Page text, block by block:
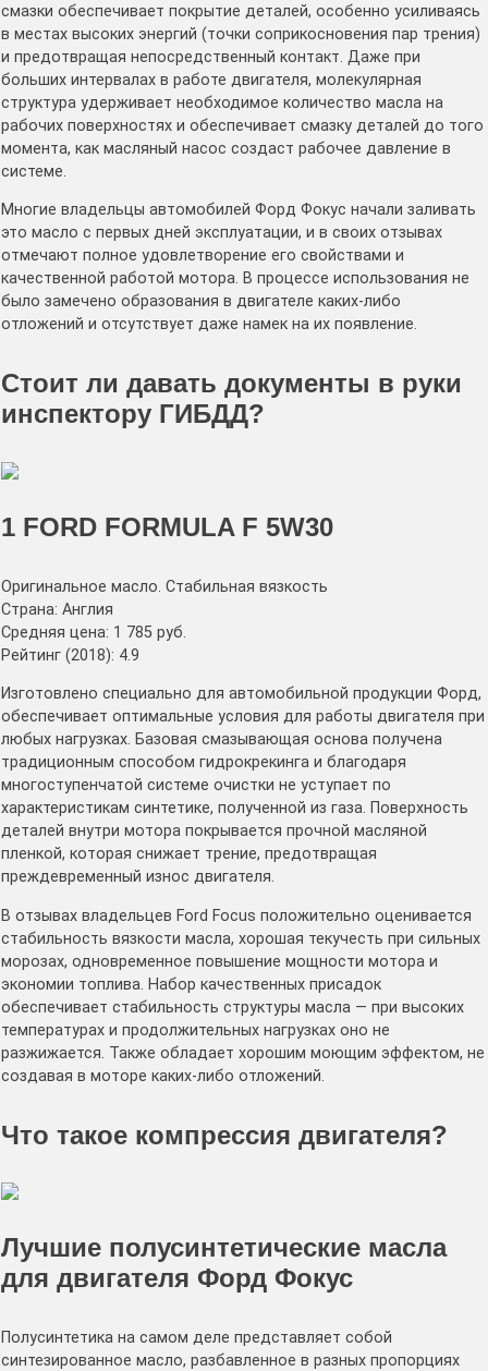
смазки обеспечивает покрытие деталей, особенно усиливаясь
в местах высоких энергий (точки соприкосновения пар трения)
и предотвращая непосредственный контакт. Даже при
больших интервалах в работе двигателя, молекулярная
структура удерживает необходимое количество масла на
рабочих поверхностях и обеспечивает смазку деталей до того
момента, как масляный насос создаст рабочее давление в
системе.
Многие владельцы автомобилей Форд Фокус начали заливать
это масло с первых дней эксплуатации, и в своих отзывах
отмечают полное удовлетворение его свойствами и
качественной работой мотора. В процессе использования не
было замечено образования в двигателе каких-либо
отложений и отсутствует даже намек на их появление.
Стоит ли давать документы в руки
инспектору ГИБДД?
1 FORD FORMULA F 5W30
Оригинальное масло. Стабильная вязкость
Страна: Англия
Средняя цена: 1 785 руб.
Рейтинг (2018): 4.9
Изготовлено специально для автомобильной продукции Форд,
обеспечивает оптимальные условия для работы двигателя при
любых нагрузках. Базовая смазывающая основа получена
традиционным способом гидрокрекинга и благодаря
многоступенчатой системе очистки не уступает по
характеристикам синтетике, полученной из газа. Поверхность
деталей внутри мотора покрывается прочной масляной
пленкой, которая снижает трение, предотвращая
преждевременный износ двигателя.
В отзывах владельцев Ford Focus положительно оценивается
стабильность вязкости масла, хорошая текучесть при сильных
морозах, одновременное повышение мощности мотора и
экономии топлива. Набор качественных присадок
обеспечивает стабильность структуры масла — при высоких
температурах и продолжительных нагрузках оно не
разжижается. Также обладает хорошим моющим эффектом, не
создавая в моторе каких-либо отложений.
Что такое компрессия двигателя?
Лучшие полусинтетические масла
для двигателя Форд Фокус
Полусинтетика на самом деле представляет собой
синтезированное масло, разбавленное в разных пропорциях